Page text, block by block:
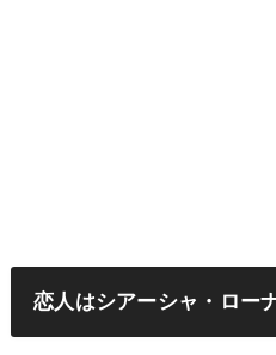
恋人はシアーシャ・ロー